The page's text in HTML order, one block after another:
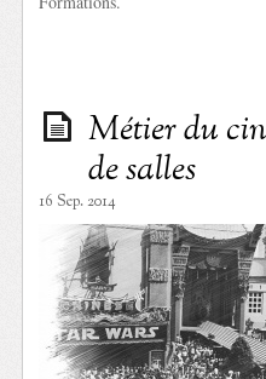
Métier du
de salles
16 Sep. 2014